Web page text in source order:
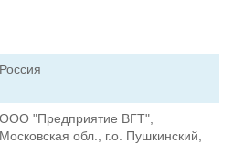
Россия
ООО "Предприятие ВГТ",
Московская обл., г.о. Пушкинский,